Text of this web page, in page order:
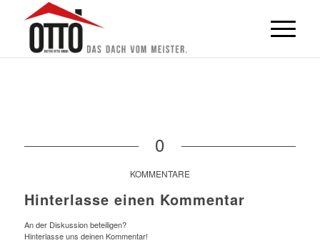
0
KOMMENTARE
Hinterlasse einen Kommentar
An der Diskussion beteiligen?
Hinterlasse uns deinen Kommentar!